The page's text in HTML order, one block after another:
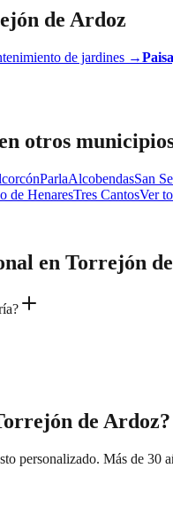
de Ardoz
de jardines →
otros
ParlaAlcobendasSan
de HenaresTres CantosVer
en Torrejón
de Ardoz?
personalizado. Más de 30